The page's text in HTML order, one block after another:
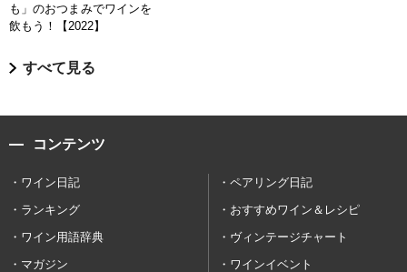
も」のおつまみでワインを
飲もう！【2022】
すべて見る
コンテンツ
ワイン日記
ペアリング日記
ランキング
おすすめワイン＆レシピ
ワイン用語辞典
ヴィンテージチャート
マガジン
ワインイベント